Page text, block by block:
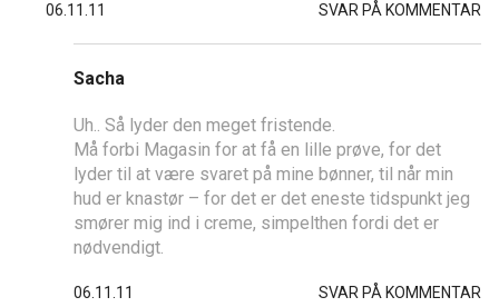
06.11.11 SVAR PÅ KOMMENTAR
Sacha
Uh.. Så lyder den meget fristende.
Må forbi Magasin for at få en lille prøve, for det
lyder til at være svaret på mine bønner, til når min
hud er knastør – for det er det eneste tidspunkt jeg
smører mig ind i creme, simpelthen fordi det er
nødvendigt.
06.11.11 SVAR PÅ KOMMENTAR